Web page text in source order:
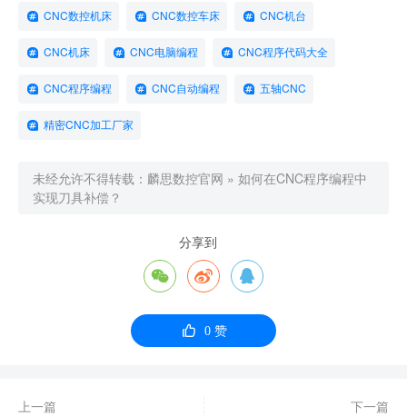
CNC数控机床 CNC数控车床 CNC机台
CNC机床 CNC电脑编程 CNC程序代码大全
CNC程序编程 CNC自动编程 五轴CNC
精密CNC加工厂家
未经允许不得转载： 麟思数控官网 » 如何在CNC程序编程中
实现刀具补偿？
分享到
  
 0赞
上一篇
下一篇